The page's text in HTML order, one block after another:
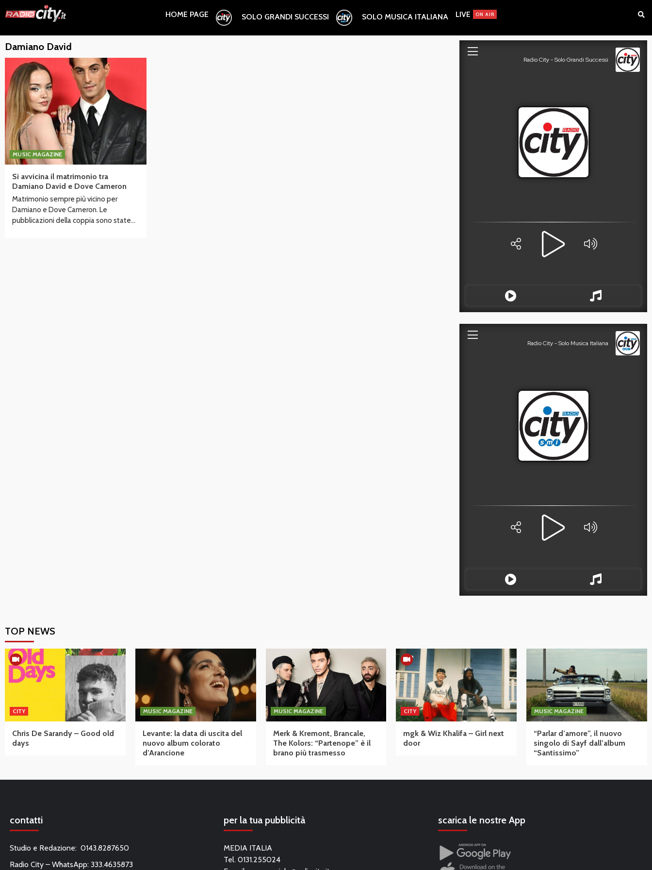
to
HOME PAGE SOLO GRANDI SUCCESSI SOLO MUSICA ITALIANA LIVE ON AIR
Damiano David
MUSIC MAGAZINE
Si avvicina il matrimonio tra
Damiano David e Dove Cameron
Matrimonio sempre più vicino per
Damiano e Dove Cameron. Le
pubblicazioni della coppia sono state…
TOP NEWS
CITY
Chris De Sarandy – Good old
days
MUSIC MAGAZINE
Levante: la data di uscita del
nuovo album colorato
d’Arancione
MUSIC MAGAZINE
Merk & Kremont, Brancale,
The Kolors: “Partenope” è il
brano più trasmesso
CITY
mgk & Wiz Khalifa – Girl next
door
MUSIC MAGAZINE
“Parlar d’amore”, il nuovo
singolo di Sayf dall’album
“Santissimo”
contatti
Studio e Redazione: 0143.8287650
Radio City – WhatsApp: 333.4635873
per la tua pubblicità
MEDIA ITALIA
Tel. 0131.255024
scarica le nostre App